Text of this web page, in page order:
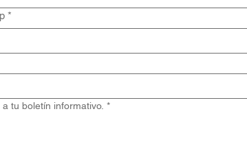
*
tu boletín informativo. *